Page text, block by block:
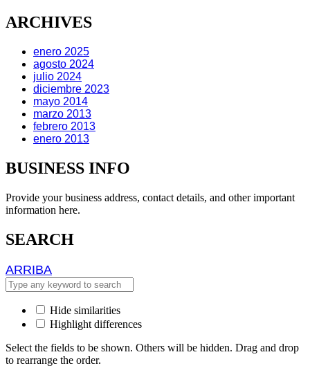
ARCHIVES
enero 2025
agosto 2024
julio 2024
diciembre 2023
mayo 2014
marzo 2013
febrero 2013
enero 2013
BUSINESS INFO
Provide your business address, contact details, and other important
information here.
SEARCH
ARRIBA
Hide similarities
Highlight differences
Select the fields to be shown. Others will be hidden. Drag and drop
to rearrange the order.